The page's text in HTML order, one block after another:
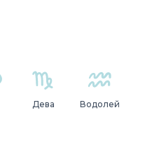
Дева Водолей